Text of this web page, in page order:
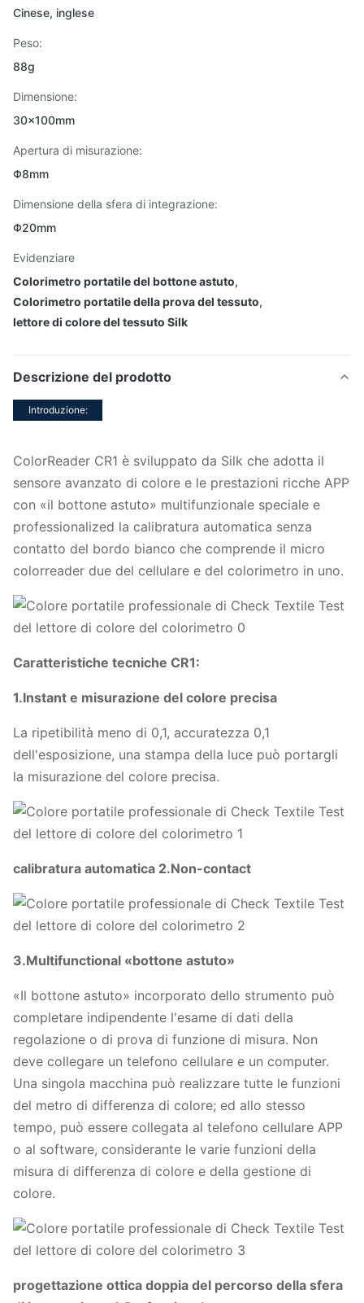
Cinese, inglese
Peso:
88g
Dimensione:
30x100mm
Apertura di misurazione:
Φ8mm
Dimensione della sfera di integrazione:
Φ20mm
Evidenziare
Colorimetro portatile del bottone astuto,
Colorimetro portatile della prova del tessuto,
lettore di colore del tessuto Silk
Descrizione del prodotto
Introduzione:
ColorReader CR1 è sviluppato da Silk che adotta il
sensore avanzato di colore e le prestazioni ricche APP
con «il bottone astuto» multifunzionale speciale e
professionalized la calibratura automatica senza
contatto del bordo bianco che comprende il micro
colorreader due del cellulare e del colorimetro in uno.
Caratteristiche tecniche CR1:
1.Instant e misurazione del colore precisa
La ripetibilità meno di 0,1, accuratezza 0,1
dell'esposizione, una stampa della luce può portargli
la misurazione del colore precisa.
calibratura automatica 2.Non-contact
3.Multifunctional «bottone astuto»
«Il bottone astuto» incorporato dello strumento può
completare indipendente l'esame di dati della
regolazione o di prova di funzione di misura. Non
deve collegare un telefono cellulare e un computer.
Una singola macchina può realizzare tutte le funzioni
del metro di differenza di colore; ed allo stesso
tempo, può essere collegata al telefono cellulare APP
o al software, considerante le varie funzioni della
misura di differenza di colore e della gestione di
colore.
progettazione ottica doppia del percorso della sfera